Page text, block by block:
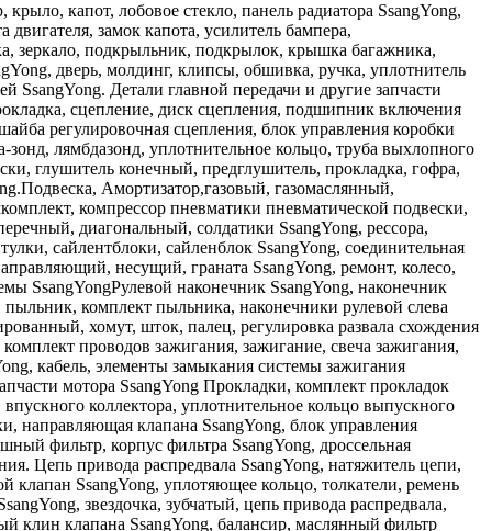
капот, лобовое стекло, панель радиатора SsangYong,
двигателя, замок капота, усилитель бампера,
зеркало, подкрыльник, подкрылок, крышка багажника,
дверь, молдинг, клипсы, обшивка, ручка, уплотнитель
Детали главной передачи и другие запчасти
сцепление, диск сцепления, подшипник включения
регулировочная сцепления, блок управления коробки
лямбдазонд, уплотнительное кольцо, труба выхлопного
глушитель конечный, предглушитель, прокладка, гофра,
Амортизатор,газовый, газомаслянный,
компрессор пневматики пневматической подвески,
диагональный, солдатики SsangYong, рессора,
сайлентблоки, сайленблок SsangYong, соединительная
несущий, граната SsangYong, ремонт, колесо,
SsangYongРулевой наконечник SsangYong, наконечник
комплект пыльника, наконечники рулевой слева
хомут, шток, палец, регулировка развала схождения
проводов зажигания, зажигание, свеча зажигания,
кабель, элементы замыкания системы зажигания
мотора SsangYong Прокладки, комплект прокладок
коллектора, уплотнительное кольцо выпускного
направляющая клапана SsangYong, блок управления
фильтр, корпус фильтра SsangYong, дроссельная
Цепь привода распредвала SsangYong, натяжитель цепи,
клапан SsangYong, уплотяющее кольцо, толкатели, ремень
звездочка, зубчатый, цепь привода распредвала,
клин клапана SsangYong, балансир, маслянный фильтр